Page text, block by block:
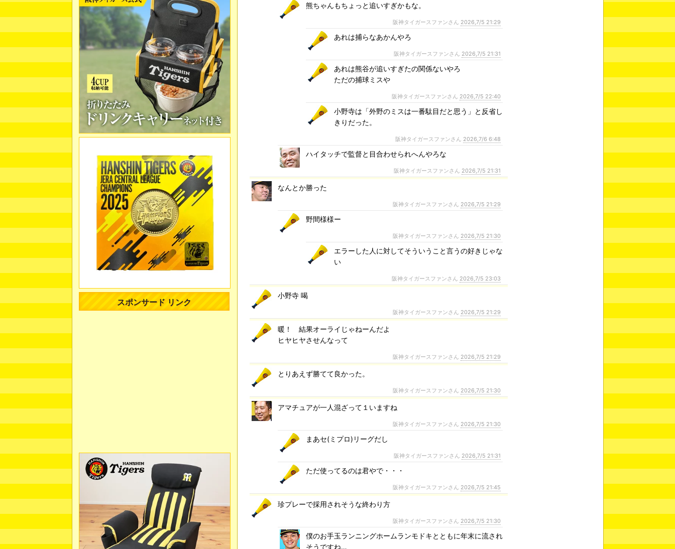
熊ちゃんもちょっと追いすぎかもな。
阪神タイガースファンさん 2026,7/5 21:29
あれは捕らなあかんやろ
阪神タイガースファンさん 2026,7/5 21:31
あれは熊谷が追いすぎたの関係ないやろ
ただの捕球ミスや
阪神タイガースファンさん 2026,7/5 22:40
小野寺は「外野のミスは一番駄目だと思う」と反省し
きりだった。
阪神タイガースファンさん 2026,7/6 6:48
ハイタッチで監督と目合わせられへんやろな
阪神タイガースファンさん 2026,7/5 21:31
なんとか勝った
阪神タイガースファンさん 2026,7/5 21:29
野間様様ー
阪神タイガースファンさん 2026,7/5 21:30
エラーした人に対してそういうこと言うの好きじゃな
い
阪神タイガースファンさん 2026,7/5 23:03
小野寺 喝
阪神タイガースファンさん 2026,7/5 21:29
暖！ 結果オーライじゃねーんだよ
ヒヤヒヤさせんなって
阪神タイガースファンさん 2026,7/5 21:29
とりあえず勝てて良かった。
阪神タイガースファンさん 2026,7/5 21:30
アマチュアが一人混ざって１いますね
阪神タイガースファンさん 2026,7/5 21:30
まあセ(ミプロ)リーグだし
阪神タイガースファンさん 2026,7/5 21:31
ただ使ってるのは君やで・・・
阪神タイガースファンさん 2026,7/5 21:45
珍プレーで採用されそうな終わり方
阪神タイガースファンさん 2026,7/5 21:30
僕のお手玉ランニングホームランモドキとともに年末に流され
そうですね…
スポンサード リンク